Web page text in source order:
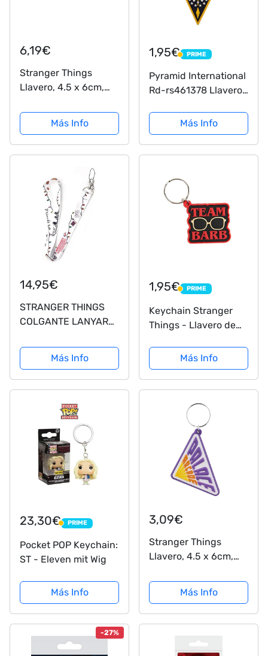
6,19€
Stranger Things
Llavero, 4.5 x 6cm,
Más Info
1,95€ PRIME
PRIME
Pyramid International
Rd-rs461378 Llavero
Hawkins Policía,
Goma, Rojo y negro, 6
cm
Más Info
14,95€
STRANGER THINGS
COLGANTE LANYARD
Tarjeta Pase, Teléfono
Móvil, USB etc.
Más Info
1,95€ PRIME
PRIME
Keychain Stranger
Things - Llavero de
Más Info
23,30€ PRIME
PRIME
Pocket POP Keychain:
ST - Eleven mit Wig
Más Info
3,09€
Stranger Things
Llavero, 4.5 x 6cm,
Más Info
-27%